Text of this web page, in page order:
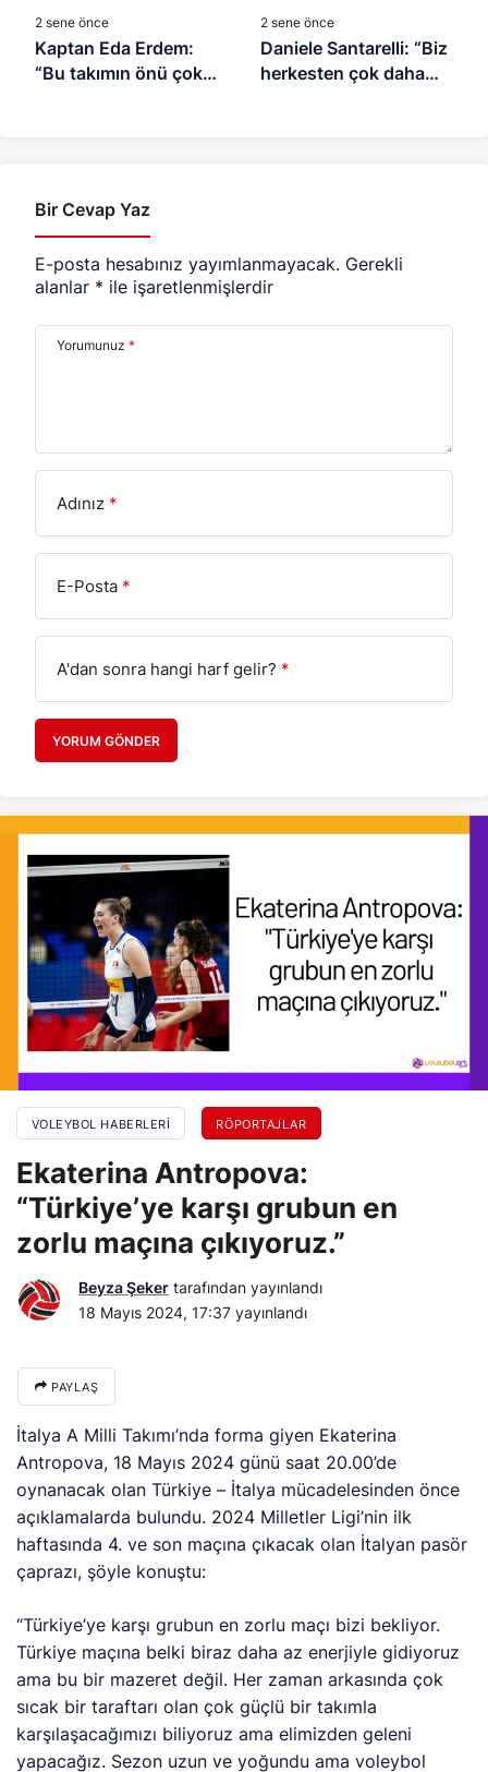
2 sene önce
Kaptan Eda Erdem:
“Bu takımın önü çok
2 sene önce
Daniele Santarelli: “Biz
herkesten çok daha
Bir Cevap Yaz
E-posta hesabınız yayımlanmayacak. Gerekli
alanlar * ile işaretlenmişlerdir
Yorumunuz *
Adınız *
E-Posta *
A'dan sonra hangi harf gelir? *
YORUM GÖNDER
VOLEYBOL HABERLERI RÖPORTAJLAR
Ekaterina Antropova:
“Türkiye’ye karşı grubun en
zorlu maçına çıkıyoruz.”
Beyza Şeker tarafından yayınlandı
18 Mayıs 2024, 17:37 yayınlandı
PAYLAŞ
İtalya A Milli Takımı’nda forma giyen Ekaterina
Antropova, 18 Mayıs 2024 günü saat 20.00’de
oynanacak olan Türkiye – İtalya mücadelesinden önce
açıklamalarda bulundu. 2024 Milletler Ligi’nin ilk
haftasında 4. ve son maçına çıkacak olan İtalyan pasör
çaprazı, şöyle konuştu:
“Türkiye’ye karşı grubun en zorlu maçı bizi bekliyor.
Türkiye maçına belki biraz daha az enerjiyle gidiyoruz
ama bu bir mazeret değil. Her zaman arkasında çok
sıcak bir taraftarı olan çok güçlü bir takımla
karşılaşacağımızı biliyoruz ama elimizden geleni
yapacağız. Sezon uzun ve yoğundu ama voleybol